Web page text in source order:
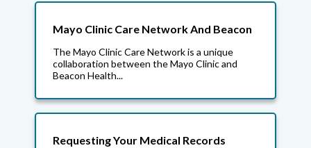
Mayo Clinic Care Network And Beacon
The Mayo Clinic Care Network is a unique
collaboration between the Mayo Clinic and
Beacon Health...
Requesting Your Medical Records